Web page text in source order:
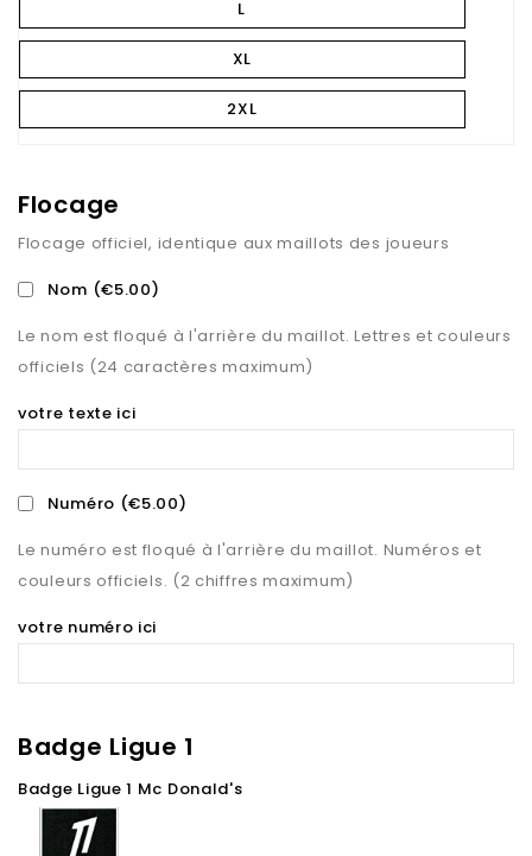
L
XL
2XL
Flocage
Flocage officiel, identique aux maillots des joueurs
Nom (€5.00)
Le nom est floqué à l'arrière du maillot. Lettres et couleurs
officiels (24 caractères maximum)
votre texte ici
Numéro (€5.00)
Le numéro est floqué à l'arrière du maillot. Numéros et
couleurs officiels. (2 chiffres maximum)
votre numéro ici
Badge Ligue 1
Badge Ligue 1 Mc Donald's